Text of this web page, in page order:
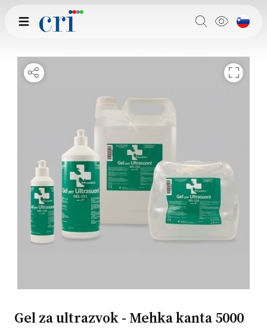
Gel za ultrazvok - Mehka kanta 5000